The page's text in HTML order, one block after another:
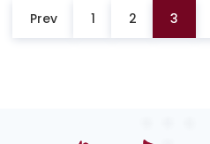
Prev 1 2 3